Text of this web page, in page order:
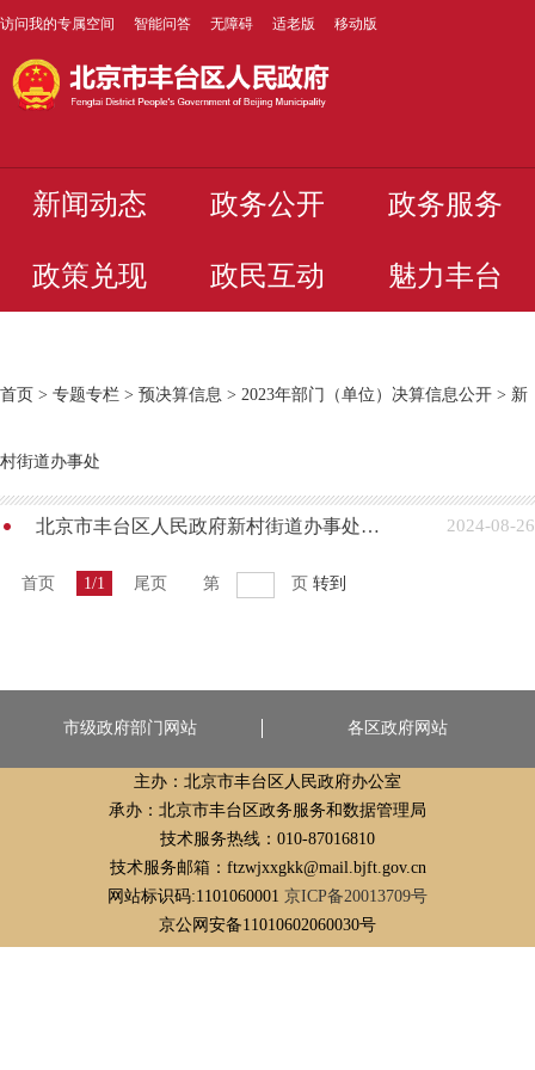
访问我的专属空间 智能问答 无障碍 适老版 移动版
新闻动态 政务公开 政务服务
政策兑现 政民互动 魅力丰台
首页 > 专题专栏 > 预决算信息 > 2023年部门（单位）决算信息公开 > 新
村街道办事处
北京市丰台区人民政府新村街道办事处2023年度部门决算 2024-08-26
首页 1/1 尾页 第 页 转到
市级政府部门网站 各区政府网站
主办：北京市丰台区人民政府办公室
承办：北京市丰台区政务服务和数据管理局
技术服务热线：010-87016810
技术服务邮箱：ftzwjxxgkk@mail.bjft.gov.cn
网站标识码:1101060001 京ICP备20013709号
京公网安备11010602060030号